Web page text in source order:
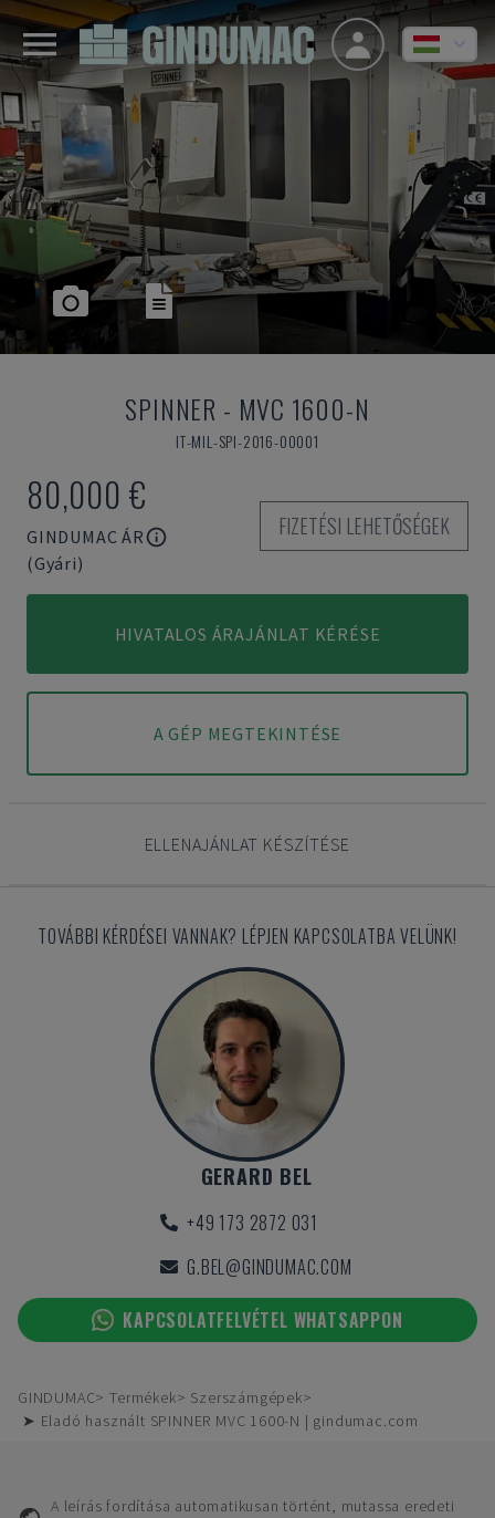
SPINNER - MVC 1600-N
IT-MIL-SPI-2016-00001
80,000 €
GINDUMAC ÁR
(Gyári)
FIZETÉSI LEHETŐSÉGEK
HIVATALOS ÁRAJÁNLAT KÉRÉSE
A GÉP MEGTEKINTÉSE
ELLENAJÁNLAT KÉSZÍTÉSE
TOVÁBBI KÉRDÉSEI VANNAK? LÉPJEN KAPCSOLATBA VELÜNK!
GERARD BEL
+49 173 2872 031
G.BEL@GINDUMAC.COM
KAPCSOLATFELVÉTEL WHATSAPPON
GINDUMAC Termékek
Szerszámgépek
➤ Eladó használt SPINNER MVC 1600-N | gindumac.com
A leírás fordítása automatikusan történt, mutassa eredeti